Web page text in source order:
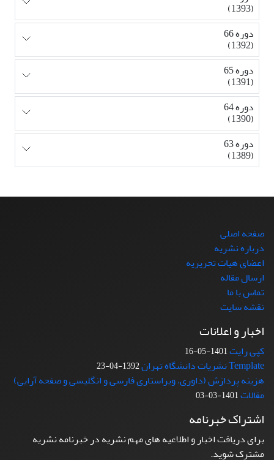
(1393)
دوره 66
(1392)
دوره 65
(1391)
دوره 64
(1390)
دوره 63
(1389)
صفحه اصلی
درباره نشریه
اعضای هیات تحریریه
ارسال مقاله
تماس با ما
نقشه سایت
اخبار و اعلانات
کپی رایت1401-05-16
Template نشریات دانشگاه تهران 1392-04-23
هزینه پردازش (داوری، ویراستاری فارسی و انگلیسی و صفحه آرایی)
مقالات1401-03-03
اشتراک خبرنامه
برای دریافت اخبار و اطلاعیه های مهم نشریه در خبرنامه نشریه
مشترک شوید.